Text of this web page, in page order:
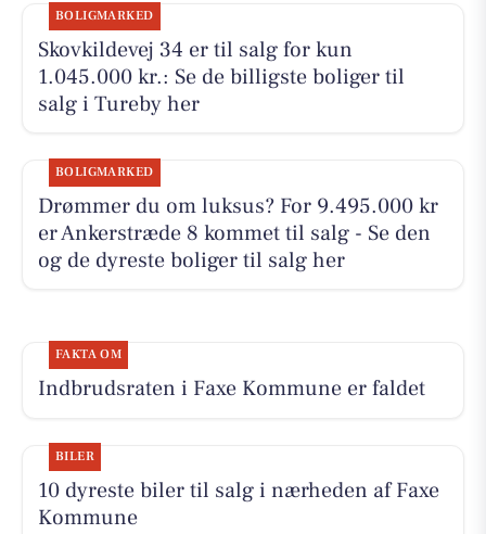
BOLIGMARKED
Skovkildevej 34 er til salg for kun
1.045.000 kr.: Se de billigste boliger til
salg i Tureby her
BOLIGMARKED
Drømmer du om luksus? For 9.495.000 kr
er Ankerstræde 8 kommet til salg - Se den
og de dyreste boliger til salg her
FAKTA OM
Indbrudsraten i Faxe Kommune er faldet
BILER
10 dyreste biler til salg i nærheden af Faxe
Kommune